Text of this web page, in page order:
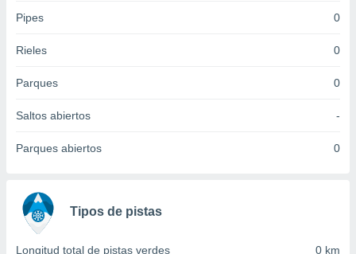
de
uso de
publicidad
Pipes 0
Rieles 0
Parques 0
Saltos abiertos -
Parques abiertos 0
Tipos de pistas
Longitud total de pistas verdes 0 km